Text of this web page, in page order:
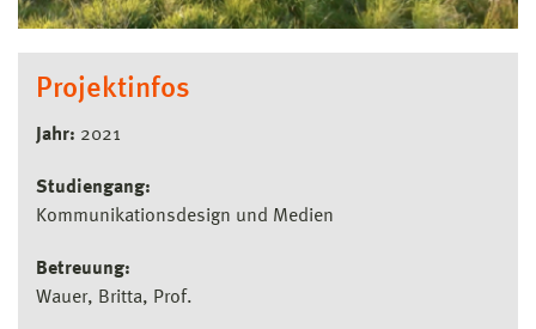
Projektinfos
Jahr: 2021
Studiengang:
Kommunikationsdesign und Medien
Betreuung:
Wauer, Britta, Prof.